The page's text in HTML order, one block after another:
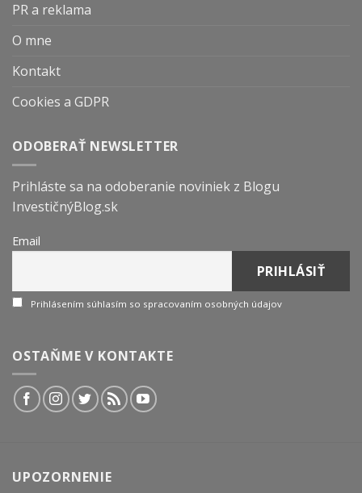
PR a reklama
O mne
Kontakt
Cookies a GDPR
ODOBERAŤ NEWSLETTER
Prihláste sa na odoberanie noviniek z Blogu
InvestičnýBlog.sk
Email
Prihlásením súhlasím so spracovaním osobných údajov
OSTAŇME V KONTAKTE
UPOZORNENIE